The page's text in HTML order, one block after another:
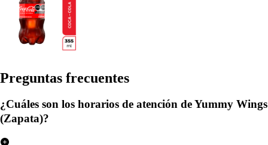
Preguntas frecuentes
¿Cuáles son los horarios de atención de Yummy Wings
(Zapata)?